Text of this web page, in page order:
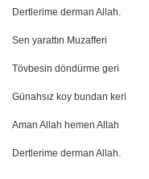
Dertlerime derman Allah.
Sen yarattın Muzafferi
Tövbesin döndürme geri
Günahsız koy bundan keri
Aman Allah hemen Allah
Dertlerime derman Allah.